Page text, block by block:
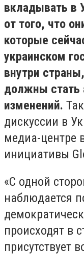
вкладывать в
от того, что
которые
украинском
внутри
должны стать
изменений.
дискуссии в
медиа-центре
инициативы
«С одной
наблюдается
происходят в
присутствует